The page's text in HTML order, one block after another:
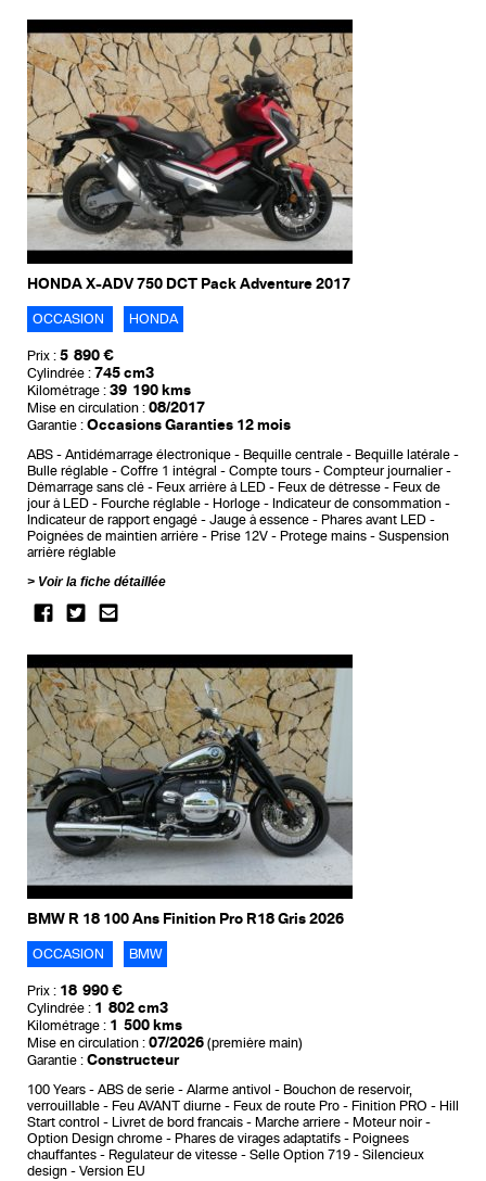
HONDA X-ADV 750 DCT Pack Adventure 2017
OCCASION HONDA
Prix : 5 890 €
Cylindrée : 745 cm3
Kilométrage : 39 190 kms
Mise en circulation : 08/2017
Garantie : Occasions Garanties 12 mois
ABS Antidémarrage électronique Bequille centrale
Bequille latérale
Bulle réglable
Coffre 1 intégral Compte tours
Compteur journalier
Démarrage sans clé
Feux arrière à LED Feux de détresse
Feux de
jour à LED
Fourche réglable Horloge
Indicateur de consommation
Indicateur de rapport engagé
Jauge à essence
Phares avant LED
Poignées de maintien arrière
Prise 12V Protege mains
Suspension
arrière réglable
Voir la fiche détaillée
BMW R 18 100 Ans Finition Pro R18 Gris 2026
OCCASION BMW
Prix : 18 990 €
Cylindrée : 1 802 cm3
Kilométrage : 1 500 kms
Mise en circulation : 07/2026 (première main)
Garantie : Constructeur
100 Years ABS de serie Alarme antivol
Bouchon de reservoir,
verrouillable
Feu AVANT diurne Feux de route Pro Finition PRO
Hill
Start control
Livret de bord francais Marche arriere
Moteur noir
Option Design chrome
Phares de virages adaptatifs
Poignees
chauffantes
Regulateur de vitesse Selle Option 719
Silencieux
design
Version EU